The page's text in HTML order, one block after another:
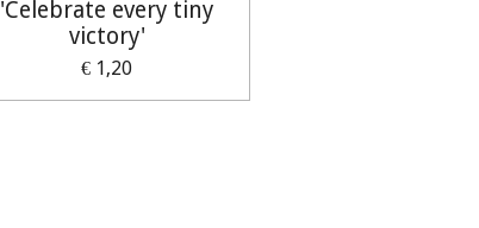
'Celebrate every tiny
victory'
€ 1,20